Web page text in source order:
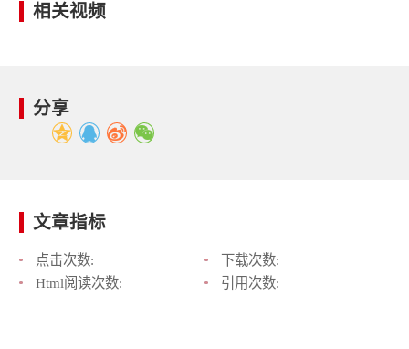
相关视频
分享
文章指标
点击次数:
下载次数:
Html阅读次数:
引用次数: